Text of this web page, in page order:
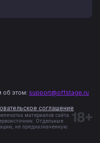
об этом: support@offstage.ru
соглашение
материалов сайта
Отдельные
не предназначенную